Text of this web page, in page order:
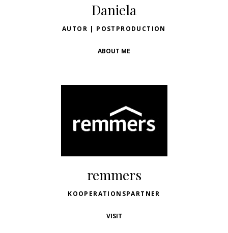
Daniela
AUTOR | POSTPRODUCTION
ABOUT ME
remmers
KOOPERATIONSPARTNER
VISIT